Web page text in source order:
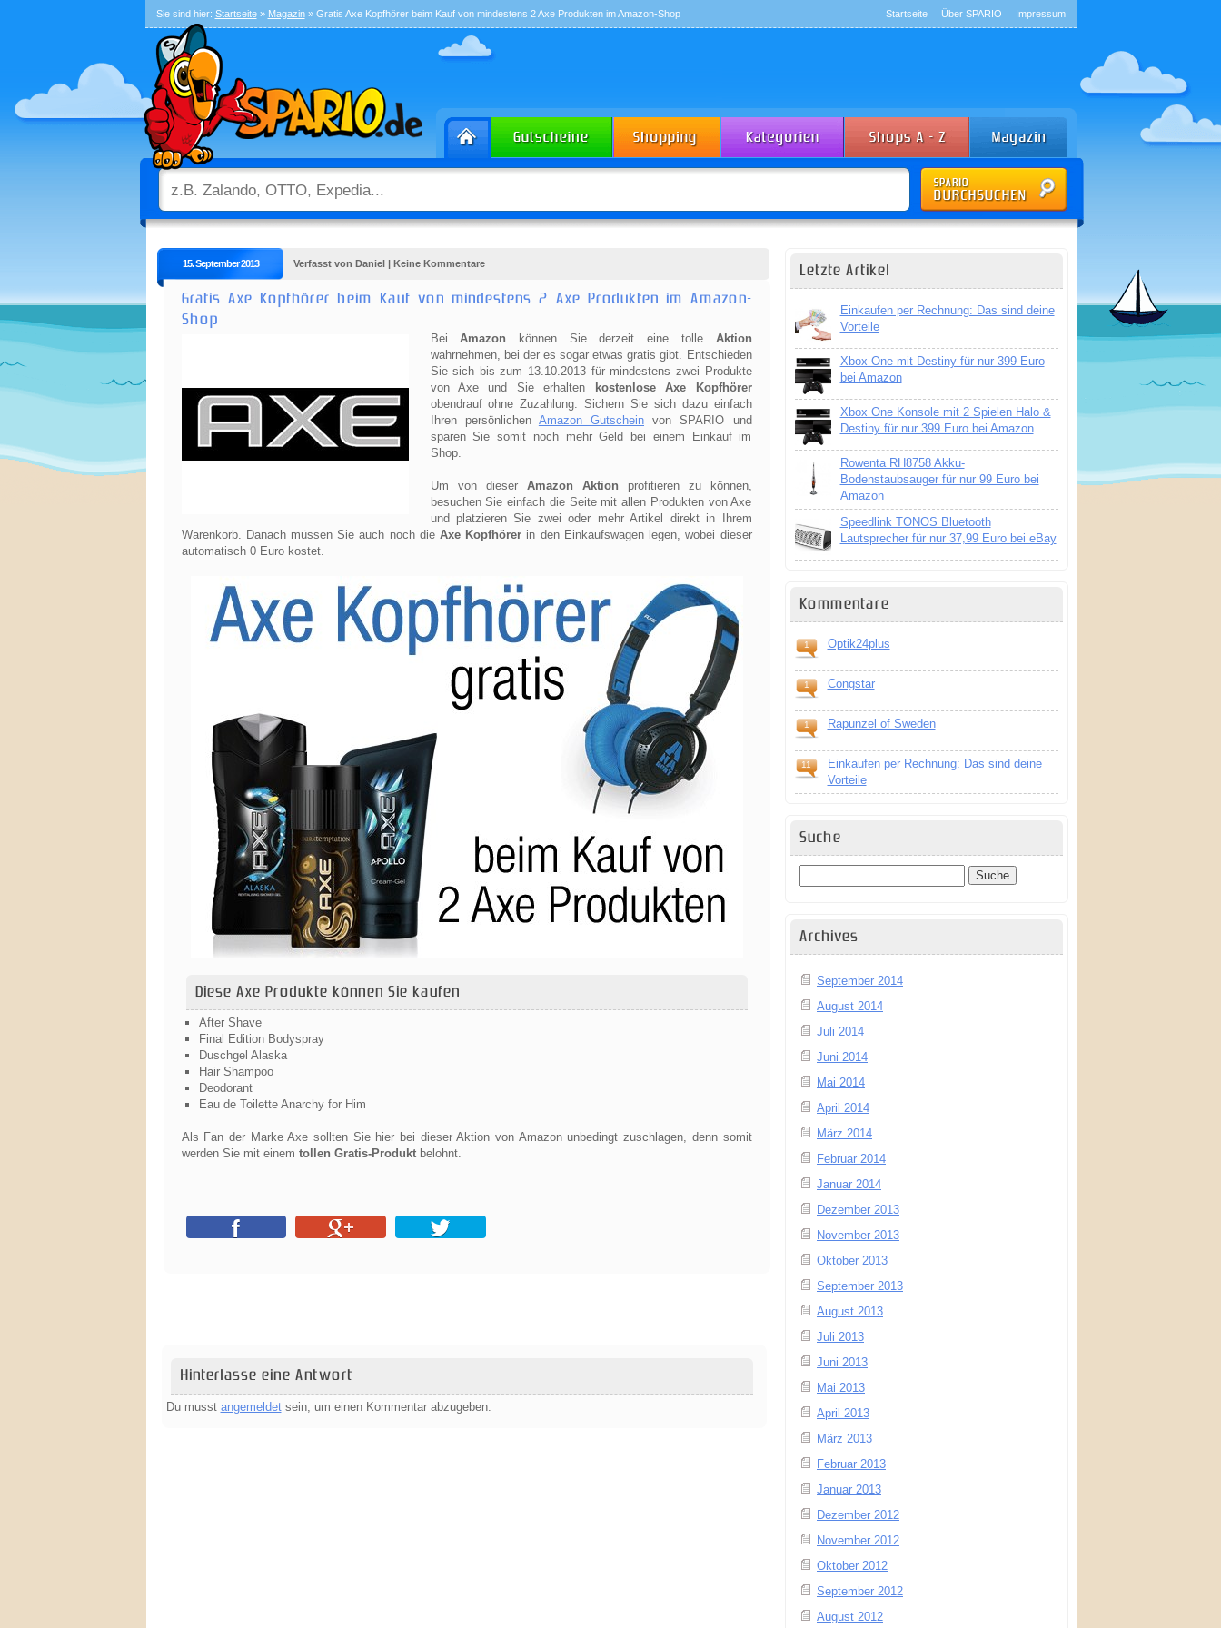
Sie sind hier: Startseite» Magazin» Gratis Axe Kopfhörer beim Kauf von mindestens 2 Axe Produkten im Amazon-Shop Startseite Über SPARIO Impressum
15. September 2013 Verfasst von Daniel | Keine Kommentare
Gratis Axe Kopfhörer beim Kauf von mindestens 2 Axe Produkten im Amazon-
Shop
BeiAmazon können Sie derzeit eine tolle Aktion
wahrnehmen, bei der es sogar etwas gratis gibt. Entschieden
Sie sich bis zum 13.10.2013 für mindestens zwei Produkte
von Axe und Sie erhalten
kostenlose Axe Kopfhörer
obendrauf ohne Zuzahlung. Sichern Sie sich dazu einfach
Ihren persönlichen Amazon Gutschein von SPARIO und
sparen Sie somit noch mehr Geld bei einem Einkauf im
Shop.
Um von dieser Amazon Aktion profitieren zu können,
besuchen Sie einfach die Seite mit allen Produkten von Axe
und platzieren Sie zwei oder mehr Artikel direkt in Ihrem
Warenkorb. Danach müssen Sie auch noch die Axe Kopfhörer in den Einkaufswagen legen, wobei dieser
automatisch 0 Euro kostet.
Diese Axe Produkte können Sie kaufen
After Shave
Final Edition Bodyspray
Duschgel Alaska
Hair Shampoo
Deodorant
Eau de Toilette Anarchy for Him
Als Fan der Marke Axe sollten Sie hier bei dieser Aktion von Amazon unbedingt zuschlagen, denn somit
werden Sie mit einem tollen Gratis-Produktbelohnt.
Hinterlasse eine Antwort
Du musst angemeldetsein, um einen Kommentar abzugeben.
Letzte Artikel
Einkaufen per Rechnung: Das sind deine
Vorteile
Xbox One mit Destiny für nur 399 Euro
bei Amazon
Xbox One Konsole mit 2 Spielen Halo &
Destiny für nur 399 Euro bei Amazon
Rowenta RH8758 Akku-
Bodenstaubsauger für nur 99 Euro bei
Amazon
Speedlink TONOS Bluetooth
Lautsprecher für nur 37,99 Euro bei eBay
Kommentare
1 Optik24plus
1 Congstar
1 Rapunzel of Sweden
11
Einkaufen per Rechnung: Das sind deine
Vorteile
Suche
Archives
September 2014
August 2014
Juli 2014
Juni 2014
Mai 2014
April 2014
März 2014
Februar 2014
Januar 2014
Dezember 2013
November 2013
Oktober 2013
September 2013
August 2013
Juli 2013
Juni 2013
Mai 2013
April 2013
März 2013
Februar 2013
Januar 2013
Dezember 2012
November 2012
Oktober 2012
September 2012
August 2012